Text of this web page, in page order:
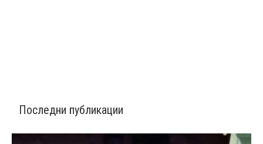
Последни публикации